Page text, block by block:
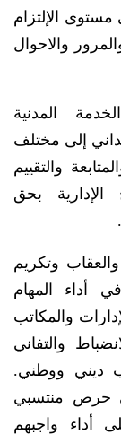
الإلتزام
والاحوال
المدنية
إلى مختلف
والتقييم
الإدارية بحق
وتكريم
أداء المهام
والمكاتب
والتفاني
ديني ووطني.
حرص منتسبي
أداء واجبهم